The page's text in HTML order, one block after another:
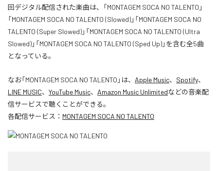
回デジタル配信された楽曲は、「MONTAGEM SOCA NO TALENTO」
「MONTAGEM SOCA NO TALENTO (Slowed)」「MONTAGEM SOCA NO
TALENTO (Super Slowed)」「MONTAGEM SOCA NO TALENTO (Ultra
Slowed)」「MONTAGEM SOCA NO TALENTO (Sped Up)」を含む全5曲
となっている。
なお「MONTAGEM SOCA NO TALENTO 」は、 Apple Music、 Spotify、
LINE MUSIC、 YouTube Music、 Amazon Music Unlimitedなどの音楽配
信サービスで聴くことができる。
各配信サービス： MONTAGEM SOCA NO TALENTO